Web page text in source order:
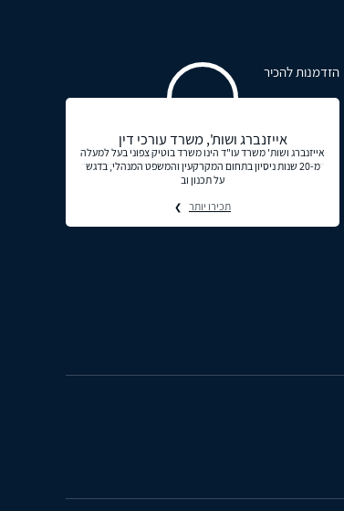
הזדמנות להכיר
אייזנברג ושות', משרד עורכי דין
אייזנברג ושות' משרד עו"ד הינו משרד בוטיק צפוני בעל למעלה
מ-20 שנות ניסיון בתחום המקרקעין והמשפט המנהלי, בדגש
על תכנון וב
תכירו יותר